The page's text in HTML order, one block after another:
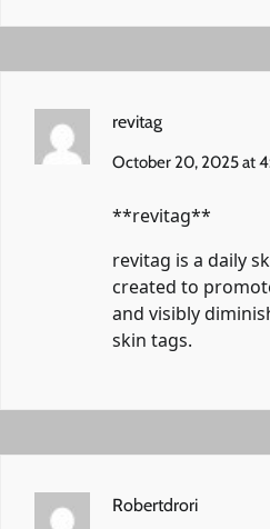
revitag
October 20, 2025 at
** revitag**
revitag is a daily
created to
and visibly
skin tags.
Robertdrori